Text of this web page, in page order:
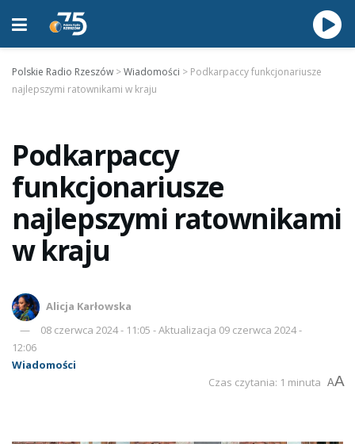
Polskie Radio Rzeszów >Wiadomości > Podkarpaccy funkcjonariusze
najlepszymi ratownikami w kraju
Podkarpaccy
funkcjonariusze
najlepszymi ratownikami
w kraju
Alicja Karłowska
08 czerwca 2024 - 11:05 - Aktualizacja 09 czerwca 2024 -
12:06
Wiadomości
Czas czytania: 1 minuta AA